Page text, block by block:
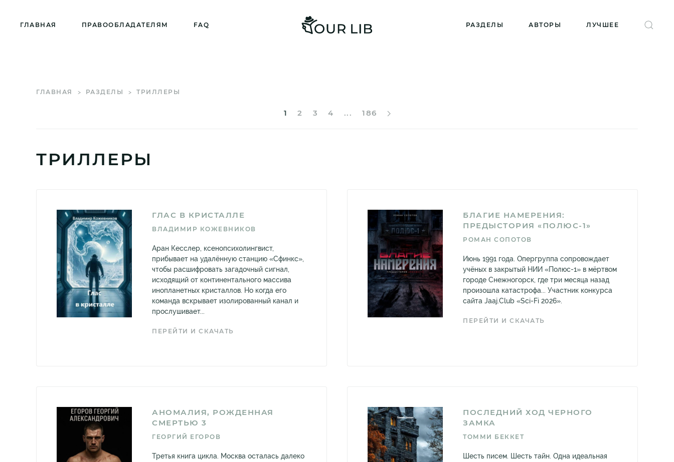
ГЛАВНАЯ ПРАВООБЛАДАТЕЛЯМ FAQ РАЗДЕЛЫ АВТОРЫ ЛУЧШЕЕ
ГЛАВНАЯ РАЗДЕЛЫ ТРИЛЛЕРЫ
1 2 3 4 ... 186
ТРИЛЛЕРЫ
ГЛАС В КРИСТАЛЛЕ
ВЛАДИМИР КОЖЕВНИКОВ
Аран Кесслер, ксенопсихолингвист,
прибывает на удалённую станцию «Сфинкс»,
чтобы расшифровать загадочный сигнал,
исходящий от континентального массива
инопланетных кристаллов. Но когда его
команда вскрывает изолированный канал и
прослушивает...
ПЕРЕЙТИ И СКАЧАТЬ
БЛАГИЕ НАМЕРЕНИЯ:
ПРЕДЫСТОРИЯ «ПОЛЮС-1»
РОМАН СОПОТОВ
Июнь 1991 года. Опергруппа сопровождает
учёных в закрытый НИИ «Полюс-1» в мёртвом
городе Снежногорск, где три месяца назад
произошла катастрофа... Участник конкурса
сайта Jaaj.Club «Sci-Fi 2026».
ПЕРЕЙТИ И СКАЧАТЬ
АНОМАЛИЯ, РОЖДЕННАЯ
СМЕРТЬЮ 3
ГЕОРГИЙ ЕГОРОВ
Третья книга цикла. Москва осталась далеко
ПОСЛЕДНИЙ ХОД ЧЕРНОГО
ЗАМКА
ТОММИ БЕККЕТ
Шесть писем. Шесть тайн. Одна идеальная